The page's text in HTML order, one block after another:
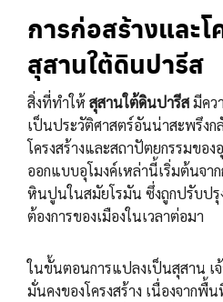
การก่อสร้างและ
สุสานใต้ดินปารีส
สิ่งที่ทำให้ สุสานใต้ดินปารีสมีคว
เป็นประวัติศาสตร์อันน่าสะพรึง
โครงสร้างและสถาปัตยกรรมขอ
ออกแบบอุโมงค์เหล่านี้เริ่มต้นจา
หินปูนในสมัยโรมัน ซึ่งถูกปรับป
ต้องการของเมืองในเวลาต่อมา
ในขั้นตอนการแปลงเป็นสุสาน เ
มั่นคงของโครงสร้าง เนื่องจากพื้